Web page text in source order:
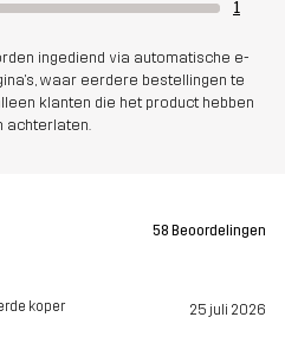
1
ingediend via automatische e-
waar eerdere bestellingen te
klanten die het product hebben
achterlaten.
58 Beoordelingen
koper 25 juli 2026